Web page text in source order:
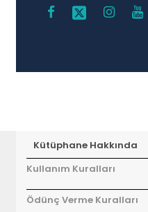
Kütüphane Hakkında
Kullanım Kuralları
Ödünç Verme Kuralları